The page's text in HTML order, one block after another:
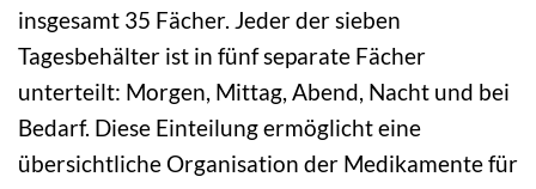
insgesamt 35 Fächer. Jeder der sieben
Tagesbehälter ist in fünf separate Fächer
unterteilt: Morgen, Mittag, Abend, Nacht und bei
Bedarf. Diese Einteilung ermöglicht eine
übersichtliche Organisation der Medikamente für